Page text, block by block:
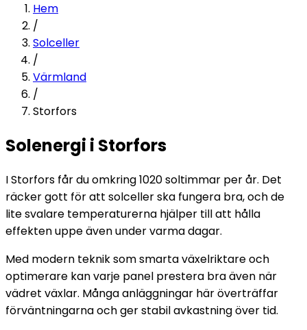
Hem
/
Solceller
/
Värmland
/
Storfors
Solenergi i Storfors
I Storfors får du omkring 1020 soltimmar per år. Det
räcker gott för att solceller ska fungera bra, och de
lite svalare temperaturerna hjälper till att hålla
effekten uppe även under varma dagar.
Med modern teknik som smarta växelriktare och
optimerare kan varje panel prestera bra även när
vädret växlar. Många anläggningar här överträffar
förväntningarna och ger stabil avkastning över tid.